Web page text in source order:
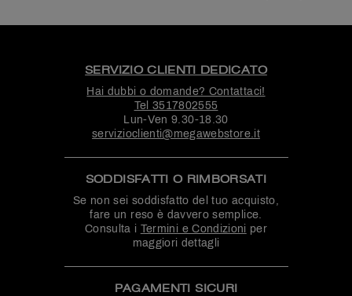
SERVIZIO CLIENTI DEDICATO
Hai dubbi o domande? Contattaci!
Tel 3517802555
Lun-Ven 9.30-18.30
servizioclienti@megawebstore.it
SODDISFATTI O RIMBORSATI
Se non sei soddisfatto del tuo acquisto,
fare un reso è davvero semplice.
Consulta i Termini e Condizioni per
maggiori dettagli
PAGAMENTI SICURI